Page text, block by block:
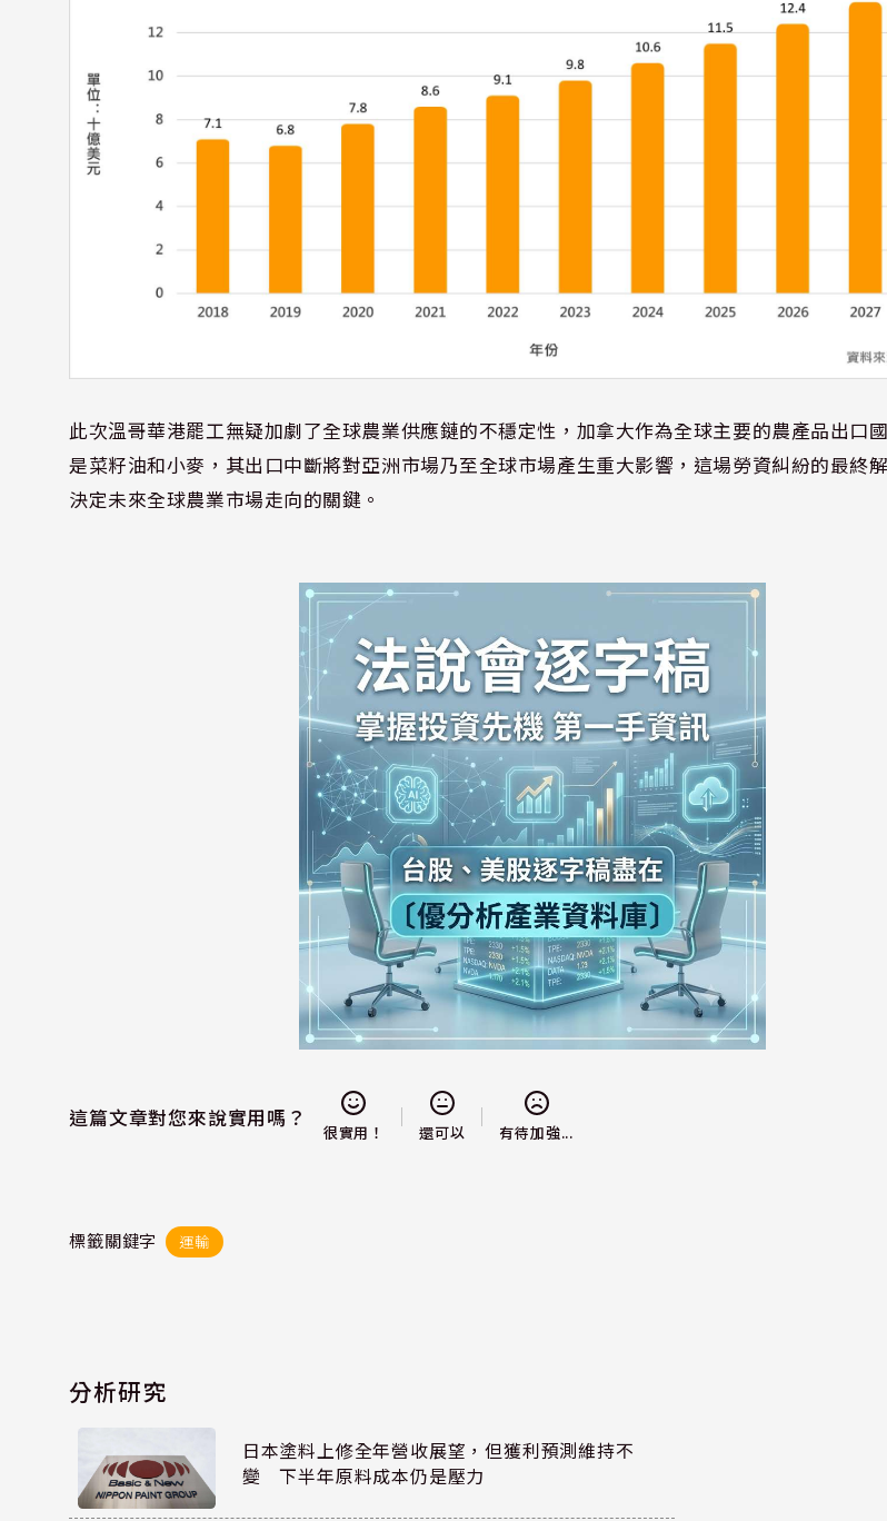
此次溫哥華港罷工無疑加劇了全球農業供應鏈的不穩定性，加拿大作為全球主要的農產品出口
是菜籽油和小麥，其出口中斷將對亞洲市場乃至全球市場產生重大影響，這場勞資糾紛的最終
決定未來全球農業市場走向的關鍵。
這篇文章對您來說實用嗎？
很實用！ 還可以 有待加強...
標籤關鍵字 運輸
分析研究
日本塗料上修全年營收展望，但獲利預測維持不
變 下半年原料成本仍是壓力